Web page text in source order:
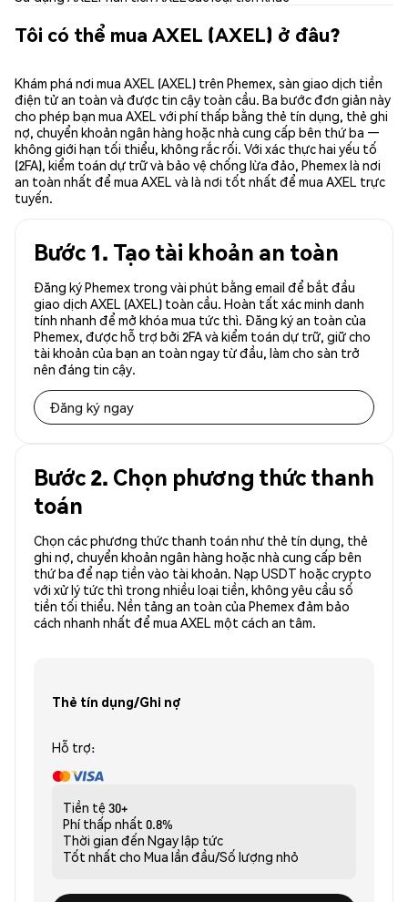
Tôi có thể mua AXEL (AXEL) ở đâu?
Khám phá nơi mua AXEL (AXEL) trên Phemex, sàn giao dịch tiền
điện tử an toàn và được tin cậy toàn cầu. Ba bước đơn giản này
cho phép bạn mua AXEL với phí thấp bằng thẻ tín dụng, thẻ ghi
nợ, chuyển khoản ngân hàng hoặc nhà cung cấp bên thứ ba —
không giới hạn tối thiểu, không rắc rối. Với xác thực hai yếu tố
(2FA), kiểm toán dự trữ và bảo vệ chống lừa đảo, Phemex là nơi
an toàn nhất để mua AXEL và là nơi tốt nhất để mua AXEL trực
tuyến.
Bước 1. Tạo tài khoản an toàn
Đăng ký Phemex trong vài phút bằng email để bắt đầu
giao dịch AXEL (AXEL) toàn cầu. Hoàn tất xác minh danh
tính nhanh để mở khóa mua tức thì. Đăng ký an toàn của
Phemex, được hỗ trợ bởi 2FA và kiểm toán dự trữ, giữ cho
tài khoản của bạn an toàn ngay từ đầu, làm cho sàn trở
nên đáng tin cậy.
Đăng ký ngay
Bước 2. Chọn phương thức thanh
toán
Chọn các phương thức thanh toán như thẻ tín dụng, thẻ
ghi nợ, chuyển khoản ngân hàng hoặc nhà cung cấp bên
thứ ba để nạp tiền vào tài khoản. Nạp USDT hoặc crypto
với xử lý tức thì trong nhiều loại tiền, không yêu cầu số
tiền tối thiểu. Nền tảng an toàn của Phemex đảm bảo
cách nhanh nhất để mua AXEL một cách an tâm.
Thẻ tín dụng/Ghi nợ
Hỗ trợ:
Tiền tệ 30+
Phí thấp nhất 0.8%
Thời gian đến Ngay lập tức
Tốt nhất cho Mua lần đầu/Số lượng nhỏ